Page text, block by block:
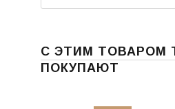
С ЭТИМ ТОВАРОМ
ПОКУПАЮТ